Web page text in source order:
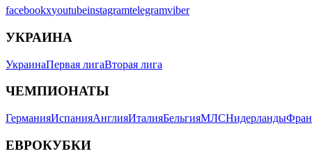
facebookxyoutubeinstagramtelegramviber
УКРАИНА
УкраинаПервая лигаВторая лига
ЧЕМПИОНАТЫ
ГерманияИспанияАнглияИталияБельгияМЛСНидерланды
ЕВРОКУБКИ